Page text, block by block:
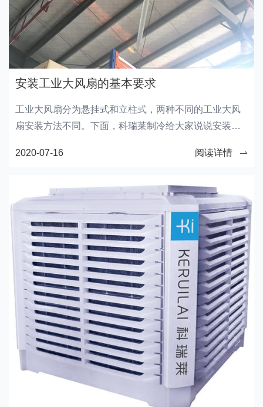
安装工业大风扇的基本要求
工业大风扇分为悬挂式和立柱式，两种不同的工业大风
扇安装方法不同。下面，科瑞莱制冷给大家说说安装工
2020-07-16
阅读详情